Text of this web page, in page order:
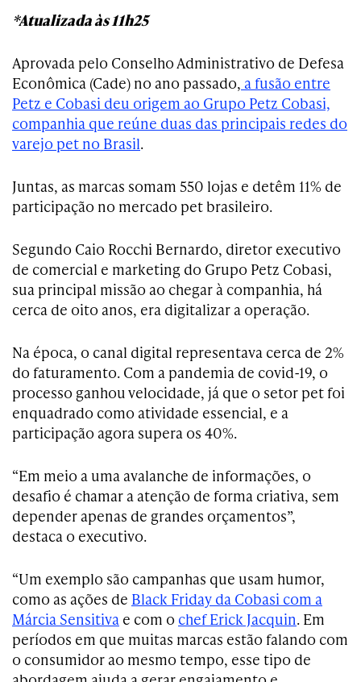
*Atualizada às 11h25
Aprovada pelo Conselho Administrativo de Defesa
Econômica (Cade) no ano passado, a fusão entre
Petz e Cobasi deu origem ao Grupo Petz Cobasi,
companhia que reúne duas das principais redes do
varejo pet no Brasil.
Juntas, as marcas somam 550 lojas e detêm 11% de
participação no mercado pet brasileiro.
Segundo Caio Rocchi Bernardo, diretor executivo
de comercial e marketing do Grupo Petz Cobasi,
sua principal missão ao chegar à companhia, há
cerca de oito anos, era digitalizar a operação.
Na época, o canal digital representava cerca de 2%
do faturamento. Com a pandemia de covid-19, o
processo ganhou velocidade, já que o setor pet foi
enquadrado como atividade essencial, e a
participação agora supera os 40%.
“Em meio a uma avalanche de informações, o
desafio é chamar a atenção de forma criativa, sem
depender apenas de grandes orçamentos”,
destaca o executivo.
“Um exemplo são campanhas que usam humor,
como as ações de Black Friday da Cobasi com a
Márcia Sensitiva e com o chef Erick Jacquin. Em
períodos em que muitas marcas estão falando com
o consumidor ao mesmo tempo, esse tipo de